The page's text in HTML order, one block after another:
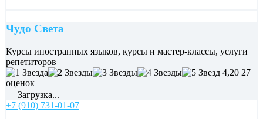
Чудо Света
Курсы иностранных языков, курсы и мастер-классы, услуги
репетиторов
4,20 27
оценок
Загрузка...
+7 (910) 731-01-07